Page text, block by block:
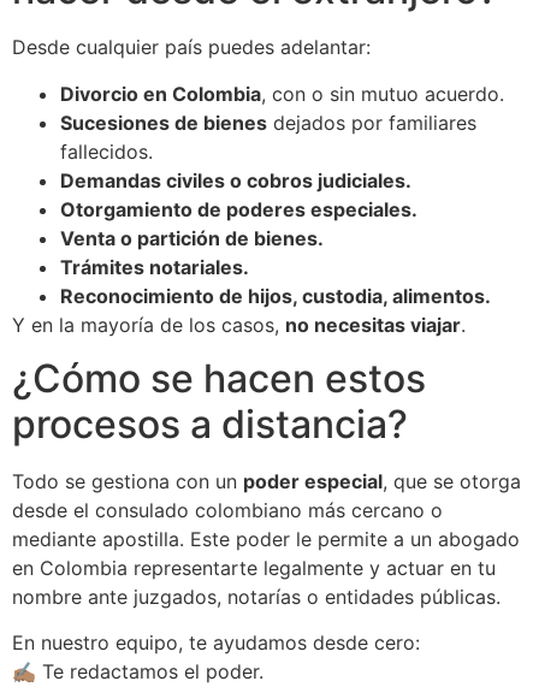
Desde cualquier país puedes adelantar:
Divorcio en Colombia, con o sin mutuo acuerdo.
Sucesiones de bienes dejados por familiares
fallecidos.
Demandas civiles o cobros judiciales.
Otorgamiento de poderes especiales.
Venta o partición de bienes.
Trámites notariales.
Reconocimiento de hijos, custodia, alimentos.
Y en la mayoría de los casos, no necesitas viajar.
¿Cómo se hacen estos
procesos a distancia?
Todo se gestiona con un poder especial, que se otorga
desde el consulado colombiano más cercano o
mediante apostilla. Este poder le permite a un abogado
en Colombia representarte legalmente y actuar en tu
nombre ante juzgados, notarías o entidades públicas.
En nuestro equipo, te ayudamos desde cero:
✍🏽 Te redactamos el poder.